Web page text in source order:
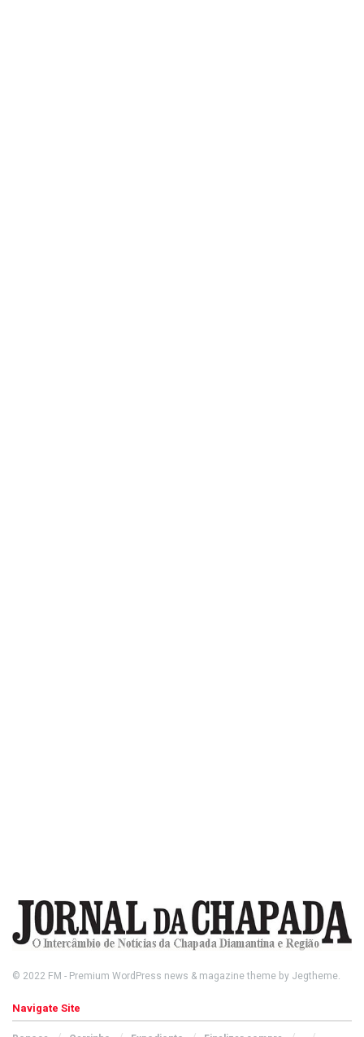
© 2022 FM - Premium WordPress news & magazine theme by Jegtheme.
Navigate Site